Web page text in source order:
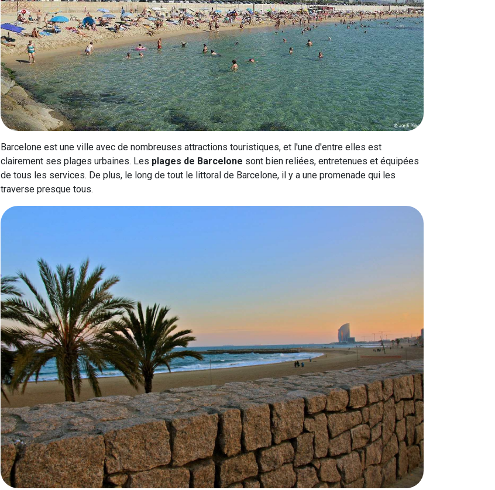
Barcelone est une ville avec de nombreuses attractions touristiques, et l'une d'entre elles est
clairement ses plages urbaines. Les plages de Barcelone sont bien reliées, entretenues et équipées
de tous les services. De plus, le long de tout le littoral de Barcelone, il y a une promenade qui les
traverse presque tous.